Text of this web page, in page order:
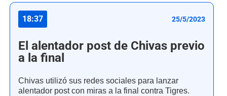
18:37 25/5/2023
El alentador post de Chivas previo
a la final
Chivas utilizó sus redes sociales para lanzar
alentador post con miras a la final contra Tigres.